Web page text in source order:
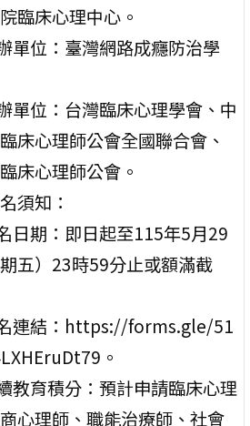
臨床心理中心。
單位：臺灣網路成癮防治學
單位：台灣臨床心理學會、中
床心理師公會全國聯合會、
床心理師公會。
須知：
日期：即日起至115年5月29
五）23時59分止或額滿截
連結：https://forms.gle/51
。
教育積分：預計申請臨床心理
心理師、職能治療師、社會